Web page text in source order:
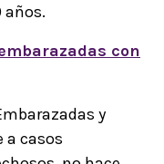
años.
con
y
a casos